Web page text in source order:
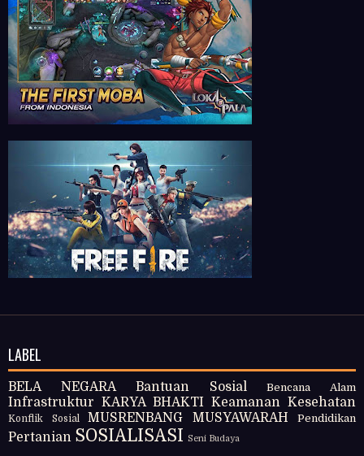
LABEL
BELA NEGARA Bantuan Sosial Bencana Alam
Infrastruktur KARYA BHAKTI Keamanan Kesehatan
Konflik Sosial MUSRENBANG MUSYAWARAH Pendidikan
Pertanian SOSIALISASI Seni Budaya